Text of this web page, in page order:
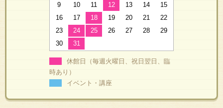
9
10 11 12 13 14
15
16
17 18 19 20 21
22
23
24 25 26 27 28
29
30
31
休館日（毎週火曜日、祝日翌日、臨
時あり）
イベント・講座